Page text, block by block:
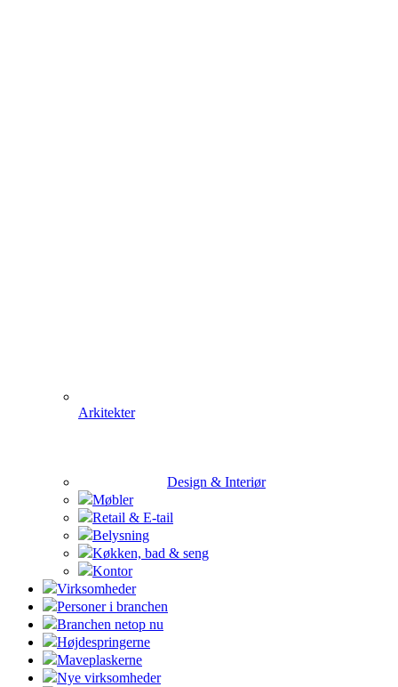
Arkitekter
Design & Interiør
Møbler
Retail & E-tail
Belysning
Køkken, bad & seng
Kontor
Virksomheder
Personer i branchen
Branchen netop nu
Højdespringerne
Maveplaskerne
Nye virksomheder